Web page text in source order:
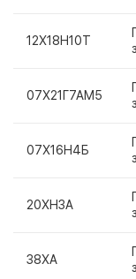
12Х18Н10Т
07Х21Г7АМ5
07Х16Н4Б
20ХН3А
38ХА